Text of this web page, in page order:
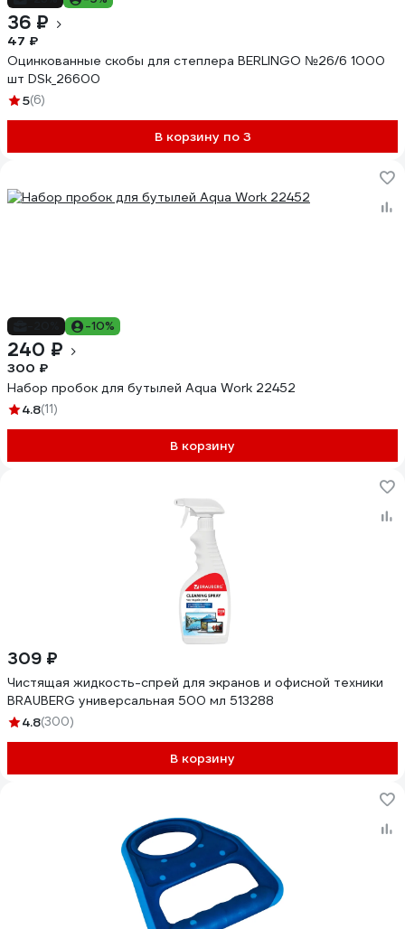
36 ₽
47 ₽
Оцинкованные скобы для степлера BERLINGO №26/6 1000
шт DSk_26600
5(6)
В корзину по 3
-10%
240 ₽
300 ₽
Набор пробок для бутылей Aqua Work 22452
4.8(11)
В корзину
309 ₽
Чистящая жидкость-спрей для экранов и офисной техники
BRAUBERG универсальная 500 мл 513288
4.8(300)
В корзину